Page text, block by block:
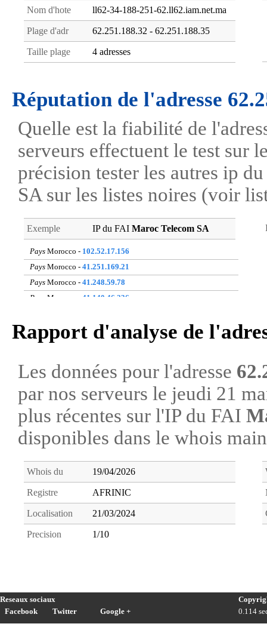
Nom d'hote ll62-34-188-251-62.ll62.iam.net.ma
Plage d'adr 62.251.188.32 - 62.251.188.35
Taille plage 4 adresses
Réputation de l'adresse
Quelle est la fiabilité de
serveurs effectuent le test sur
précision tester les autres ip
SA sur les listes noires (voir
Exemple IP du FAI Maroc Telecom SA
Pays Morocco - 102.52.17.156
Pays Morocco - 41.251.169.21
Pays Morocco - 41.248.59.78
Pays Morocco -
41.140.46.236
PaysMorocco -41.250.159.169
Pays
Morocco -
Pays
Morocco -41.251.169.248
Pays Morocco -102.72.24.49
Rapport d'analyse de
Les données pour l'adresse
par nos serveurs le jeudi 21
plus récentes sur l'IP du FAI
disponibles dans le whois
Whois du 19/04/2026
Registre AFRINIC
Localisation 21/03/2024
Precision 1/10
Reseaux sociaux
Facebook
Twitter Google +
0.114